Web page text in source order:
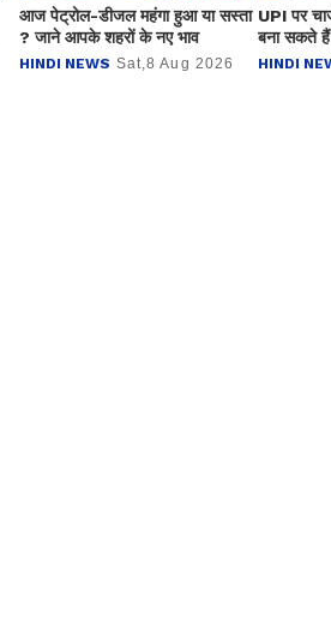
आज पेट्रोल-डीजल महंगा हुआ या सस्ता
? जाने आपके शहरों के नए भाव
HINDI NEWS Sat,8 Aug 2026
UPI पर
बना सकते हैं
डिजिटल
HINDI